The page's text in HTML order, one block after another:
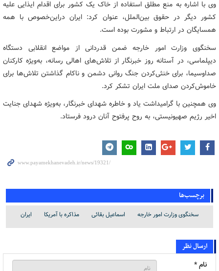
وی با اشاره به منع مطلق استفاده از خاک یک کشور برای اقدام ایذایی علیه
کشور دیگر در حقوق بین‌الملل، عنوان کرد: ایران دراین‌خصوص با همه
همسایگان در ارتباط و مشورت بوده است.
سخنگوی وزارت امور خارجه ضمن قدردانی از مواضع انقلابی دستگاه
دیپلماسی، در آستانه روز خبرنگار از تلاش‌های اهالی رسانه، به‌ویژه کارکنان
صداوسیما، برای خنثی‌کردن جنگ روانی دشمن و ناکام گذاشتن تلاش‌ها برای
خاموش‌کردن صدای ملت ایران تشکر کرد.
وی همچنین با گرامیداشت یاد و خاطره شهدای خبرنگار، به‌ویژه شهدای جنایت
اخیر رژیم صهیونیستی، به روح پرفتوح آنان درود فرستاد.
برچسب‌ها
سخنگوی وزارت امور خارجه اسماعیل بقائی مذاکره با آمریکا ایران
ارسال نظر
نام *